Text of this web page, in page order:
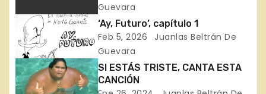
a
c
i
ó
Guevara
‘Ay, Futuro’, capítulo 1
Feb 5, 2026
Juanlas Beltrán De
Guevara
SI ESTÁS TRISTE, CANTA ESTA
CANCIÓN